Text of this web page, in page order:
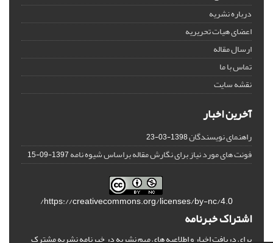
درباره نشریه
اعضای هیات تحریریه
ارسال مقاله
تماس با ما
نقشه سایت
آخرین اخبار
راهنمای نویسندگان1398-03-23
فونت های مورد نیاز برای نگارش مقاله براساس شیوه نامه1397-09-15
https://creativecommons.org/licenses/by-nc/4.0/
اشتراک خبرنامه
برای دریافت اخبار و اطلاعیه های مهم نشریه در خبرنامه نشریه مشترک